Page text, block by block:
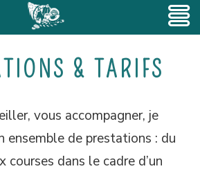
& TARIFS
vous accompagner, je
ensemble de prestations : du
courses dans le cadre d’un